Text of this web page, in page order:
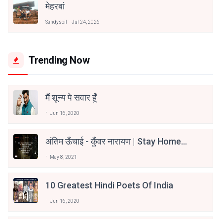
मेहरबां
Sandysoil Jul 24, 2026
Trending Now
मैं शून्य पे सवार हूँ
Jun 16, 2020
अंतिम ऊँचाई - कुँवर नारायण | Stay Home
May 8, 2021
10 Greatest Hindi Poets Of India
Jun 16, 2020